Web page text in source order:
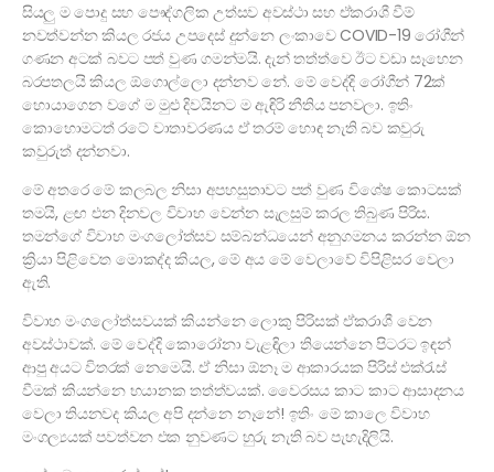
සියලු ම පොදු සහ පෞද්ගලික උත්සව අවස්ථා සහ ඒකරාශී වීම්
නවත්වන්න කියල රජය උපදෙස් දුන්නෙ ලංකාවෙ COVID-19 රෝගීන්
ගණන අටක් බවට පත් වුණ ගමන්මයි. දැන් තත්ත්වෙ ඊට වඩා සෑහෙන
බරපතලයි කියල ඕගොල්ලො දන්නව නේ. මේ වෙද්දි රෝගීන් 72ක්
හොයාගෙන වගේ ම මුළු දිවයිනට ම ඇඳිරි නීතිය පනවලා. ඉතිං
කොහොමටත් රටේ වාතාවරණය ඒ තරම් හොඳ නැති බව කවුරු
කවුරුත් දන්නවා.
මේ අතරෙ මේ කලබල නිසා අපහසුතාවට පත් වුණ විශේෂ කොටසක්
තමයි, ළඟ එන දිනවල විවාහ වෙන්න සැලසුම් කරල තිබුණ පිරිස.
තමන්ගේ විවාහ මංගලෝත්සව සම්බන්ධයෙන් අනුගමනය කරන්න ඕන
ක්‍රියා පිළිවෙත මොකද්ද කියල, මේ අය මේ වෙලාවේ විපිළිසර වෙලා
ඇති.
විවාහ මංගලෝත්සවයක් කියන්නෙ ලොකු පිරිසක් ඒකරාශී වෙන
අවස්ථාවක්. මේ වෙද්දි කොරෝනා වැළඳිලා තියෙන්නෙ පිටරට ඉඳන්
ආපු අයට විතරක් නෙමෙයි. ඒ නිසා ඕනෑ ම ආකාරයක පිරිස් එක්රැස්
වීමක් කියන්නෙ භයානක තත්ත්වයක්. වෛරසය කාට කාට ආසාදනය
වෙලා තියනවද කියල අපි දන්නෙ නෑනේ! ඉතිං මේ කාලෙ විවාහ
මංගල්‍යයක් පවත්වන එක නුවණට හුරු නැති බව පැහැදිලියි.